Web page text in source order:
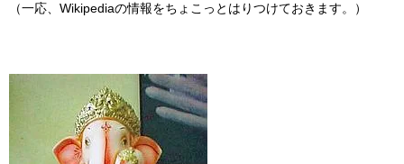
（一応、Wikipediaの情報をちょこっとはりつけておきます。）